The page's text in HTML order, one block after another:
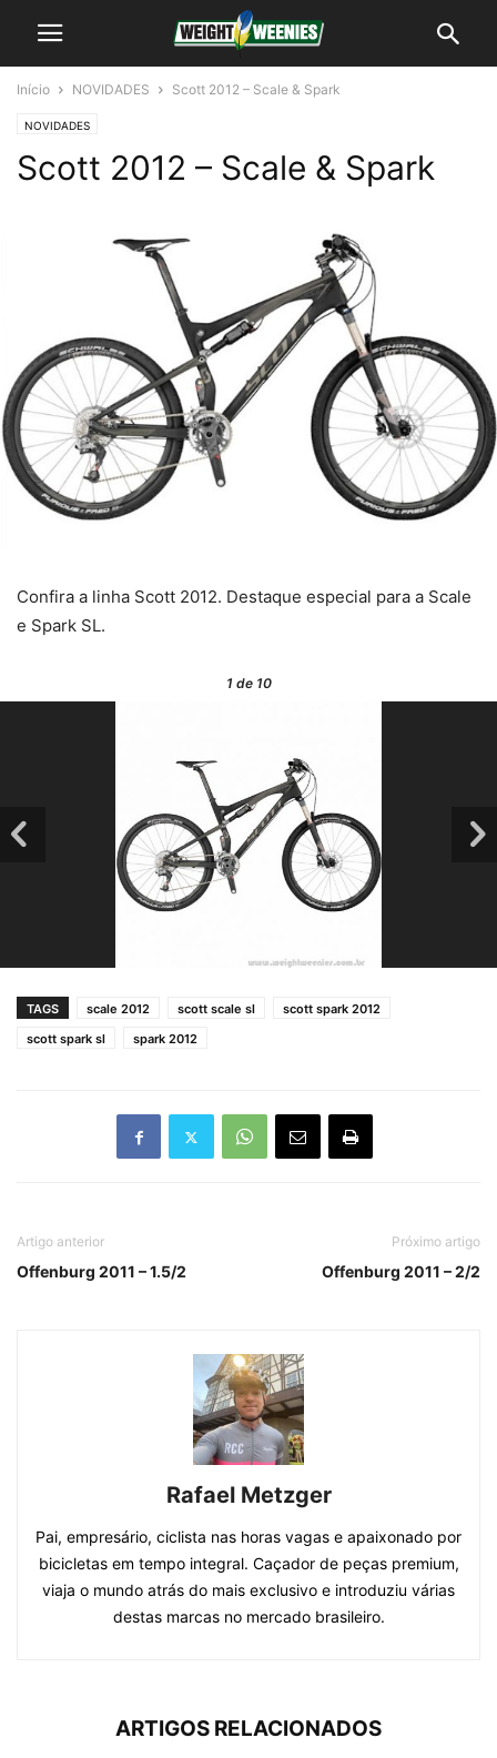
Início NOVIDADES Scott 2012 – Scale & Spark
NOVIDADES
Scott 2012 – Scale & Spark
Confira a linha Scott 2012. Destaque especial para a Scale
e Spark SL.
1de 10
TAGS scale 2012 scott scale sl
scott spark 2012
scott spark sl
spark 2012
Artigo anterior
Offenburg 2011 – 1.5/2
Próximo artigo
Offenburg 2011 – 2/2
Rafael Metzger
Pai, empresário, ciclista nas horas vagas e apaixonado por
bicicletas em tempo integral. Caçador de peças premium,
viaja o mundo atrás do mais exclusivo e introduziu várias
destas marcas no mercado brasileiro.
ARTIGOS RELACIONADOS